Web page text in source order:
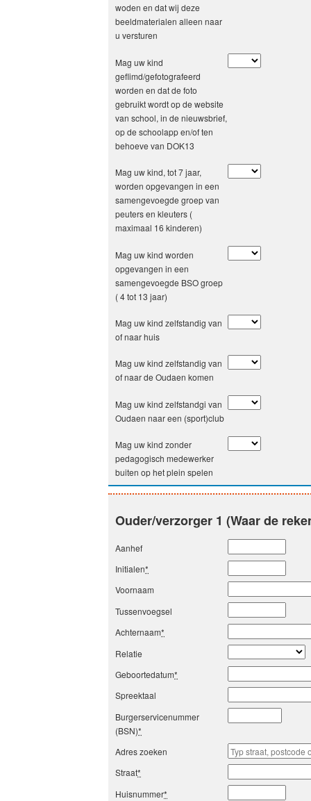
woden en dat wij deze
beeldmaterialen alleen naar
u versturen
Mag uw kind
geflimd/gefotografeerd
worden en dat de foto
gebruikt wordt op de website
van school, in de nieuwsbrief,
op de schoolapp en/of ten
behoeve van DOK13
Mag uw kind, tot 7 jaar,
worden opgevangen in een
samengevoegde groep van
peuters en kleuters (
maximaal 16 kinderen)
Mag uw kind worden
opgevangen in een
samengevoegde BSO groep
( 4 tot 13 jaar)
Mag uw kind zelfstandig van
of naar huis
Mag uw kind zelfstandig van
of naar de Oudaen komen
Mag uw kind zelfstandgi van
Oudaen naar een (sport)club
Mag uw kind zonder
pedagogisch medewerker
buiten op het plein spelen
Ouder/verzorger 1 (Waar de
Aanhef
Initialen*
Voornaam
Tussenvoegsel
Achternaam*
Relatie
Geboortedatum*
Spreektaal
Burgerservicenummer
(BSN)*
Adres zoeken
Straat*
Huisnummer*